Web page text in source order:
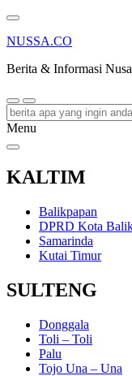
NUSSA.CO
Berita & Informasi
Menu
KALTIM
Balikpapan
DPRD Kota
Samarinda
Kutai Timur
SULTENG
Donggala
Toli – Toli
Palu
Tojo Una – Una